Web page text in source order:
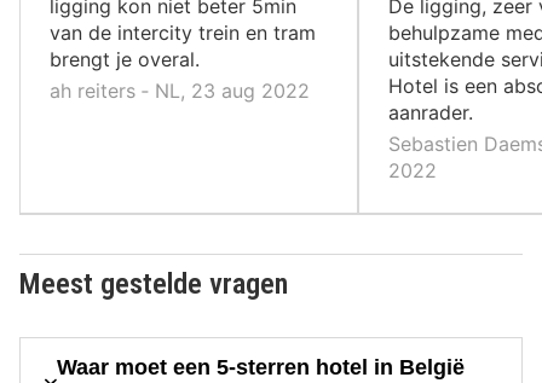
ligging kon niet beter 5min
van de intercity trein en tram
brengt je overal.
ah reiters ‐ NL, 23 aug 2022
De ligging, zeer
behulpzame
uitstekende
Hotel is een
aanrader.
Sebastien
2022
Meest gestelde vragen
Waar moet een 5-sterren hotel in België